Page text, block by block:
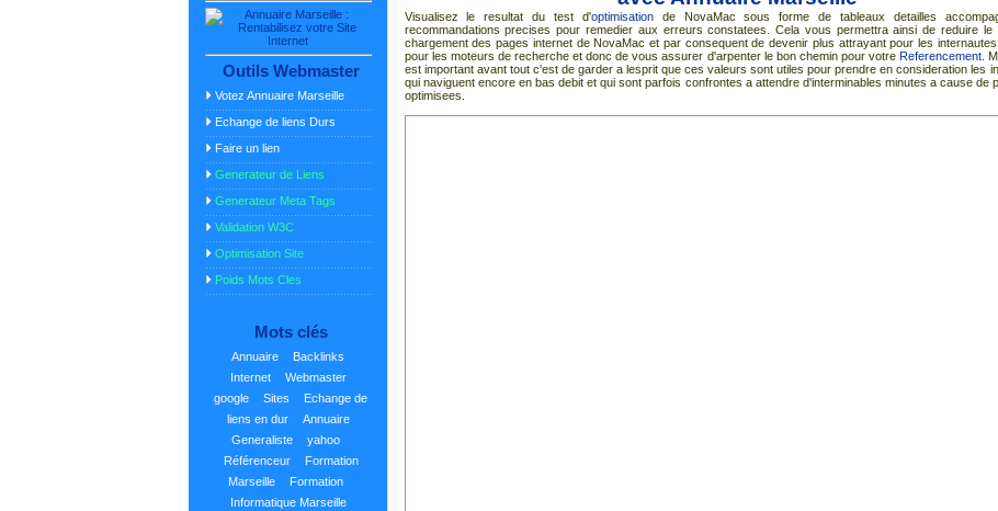
Outils Webmaster
Votez Annuaire Marseille
Echange de liens Durs
Faire un lien
Generateur de Liens
Generateur Meta Tags
Validation W3C
Optimisation Site
Poids Mots Cles
Mots clés
Annuaire
Backlinks
Internet
Webmaster
google
Sites
Echange de
liens en dur
Annuaire
Generaliste
yahoo
Référenceur
Formation
Marseille
Formation
Informatique Marseille
Visualisez le resultat du test d'optimisationde NovaMac sous forme de tableaux detailles
recommandations precises pour remedier aux erreurs constatees. Cela vous permettra ainsi de reduire le
chargement des pages internet de NovaMac et par consequent de devenir plus attrayant pour les
pour les moteurs de recherche et donc de vous assurer d'arpenter le bon chemin pour votre Referencement.
est important avant tout c'est de garder a lesprit que ces valeurs sont utiles pour prendre en consideration les
qui naviguent encore en bas debit et qui sont parfois confrontes a attendre d'interminables minutes a cause de
optimisees.